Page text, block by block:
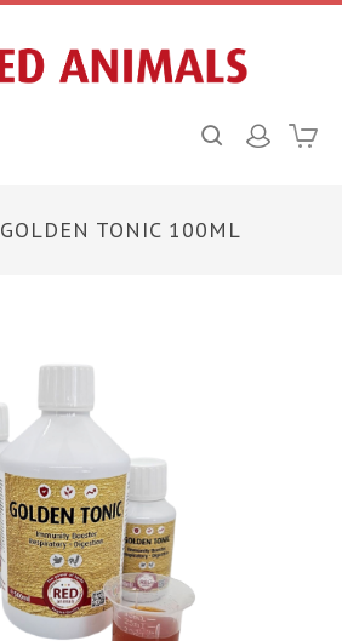
GOLDEN TONIC 100ML